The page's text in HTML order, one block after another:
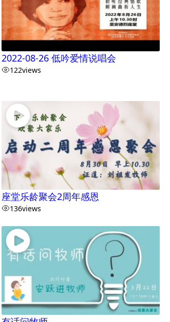
2022-08-26 低吟爱情说唱会
122views
座堂乐龄聚会2周年感恩
136views